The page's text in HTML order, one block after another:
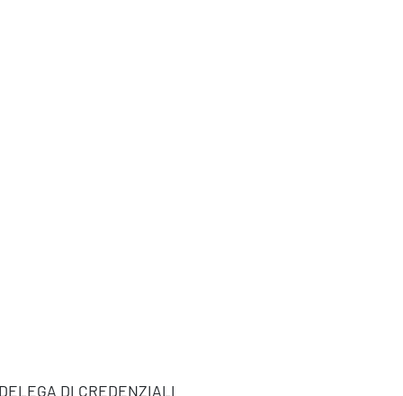
DI CREDENZIALI